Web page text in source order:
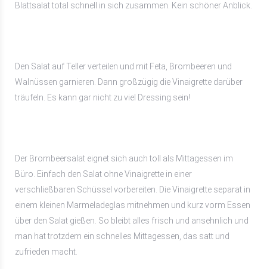
Blattsalat total schnell in sich zusammen. Kein schöner Anblick.
Den Salat auf Teller verteilen und mit Feta, Brombeeren und
Walnüssen garnieren. Dann großzügig die Vinaigrette darüber
träufeln. Es kann gar nicht zu viel Dressing sein!
Der Brombeersalat eignet sich auch toll als Mittagessen im
Büro. Einfach den Salat ohne Vinaigrette in einer
verschließbaren Schüssel vorbereiten. Die Vinaigrette separat in
einem kleinen Marmeladeglas mitnehmen und kurz vorm Essen
über den Salat gießen. So bleibt alles frisch und ansehnlich und
man hat trotzdem ein schnelles Mittagessen, das satt und
zufrieden macht.